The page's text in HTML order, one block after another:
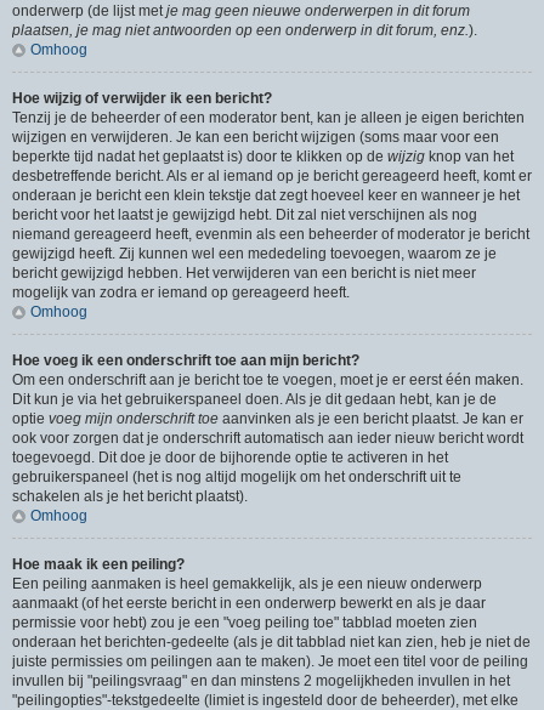
onderwerp (de lijst metje mag geen nieuwe onderwerpen in dit forum
plaatsen, je mag niet antwoorden op een onderwerp in dit forum, enz.).
Omhoog
Hoe wijzig of verwijder ik een bericht?
Tenzij je de beheerder of een moderator bent, kan je alleen je eigen berichten
wijzigen en verwijderen. Je kan een bericht wijzigen (soms maar voor een
beperkte tijd nadat het geplaatst is) door te klikken op de wijzig knop van het
desbetreffende bericht. Als er al iemand op je bericht gereageerd heeft, komt er
onderaan je bericht een klein tekstje dat zegt hoeveel keer en wanneer je het
bericht voor het laatst je gewijzigd hebt. Dit zal niet verschijnen als nog
niemand gereageerd heeft, evenmin als een beheerder of moderator je bericht
gewijzigd heeft. Zij kunnen wel een mededeling toevoegen, waarom ze je
bericht gewijzigd hebben. Het verwijderen van een bericht is niet meer
mogelijk van zodra er iemand op gereageerd heeft.
Omhoog
Hoe voeg ik een onderschrift toe aan mijn bericht?
Om een onderschrift aan je bericht toe te voegen, moet je er eerst één maken.
Dit kun je via het gebruikerspaneel doen. Als je dit gedaan hebt, kan je de
optie voeg mijn onderschrift toe aanvinken als je een bericht plaatst. Je kan er
ook voor zorgen dat je onderschrift automatisch aan ieder nieuw bericht wordt
toegevoegd. Dit doe je door de bijhorende optie te activeren in het
gebruikerspaneel (het is nog altijd mogelijk om het onderschrift uit te
schakelen als je het bericht plaatst).
Omhoog
Hoe maak ik een peiling?
Een peiling aanmaken is heel gemakkelijk, als je een nieuw onderwerp
aanmaakt (of het eerste bericht in een onderwerp bewerkt en als je daar
permissie voor hebt) zou je een "voeg peiling toe" tabblad moeten zien
onderaan het berichten-gedeelte (als je dit tabblad niet kan zien, heb je niet de
juiste permissies om peilingen aan te maken). Je moet een titel voor de peiling
invullen bij "peilingsvraag" en dan minstens 2 mogelijkheden invullen in het
"peilingopties"-tekstgedeelte (limiet is ingesteld door de beheerder), met elke